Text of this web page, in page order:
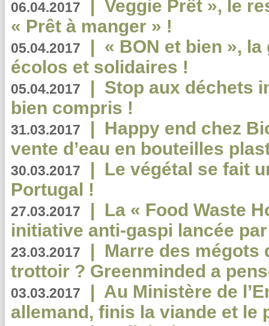
06.04.2017 | Veggie Prêt », le
« Prêt à manger » !
05.04.2017 | « BON et bien »,
écolos et solidaires !
05.04.2017 | Stop aux déchets
bien compris !
31.03.2017 | Happy end chez
vente d’eau en bouteilles
30.03.2017 | Le végétal se fait
Portugal !
27.03.2017 | La « Food Waste
initiative anti-gaspi lancée
23.03.2017 | Marre des mégots
trottoir ? Greenminded a
03.03.2017 | Au Ministère de
allemand, finis la viande et le